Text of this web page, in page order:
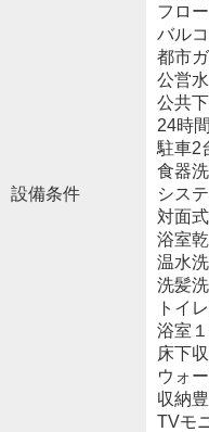
設備条件
フロ
バル
都市
公営
公共
24時
駐車2
食器
シス
対面
浴室
温水
洗髪
トイ
浴室
床下
ウォ
収納
TVモ